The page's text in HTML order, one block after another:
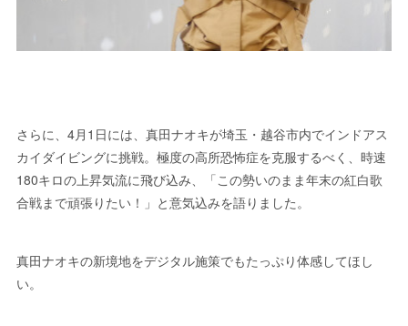
さらに、4月1日には、真田ナオキが埼玉・越谷市内でインドアス
カイダイビングに挑戦。極度の高所恐怖症を克服するべく、時速
180キロの上昇気流に飛び込み、「この勢いのまま年末の紅白歌
合戦まで頑張りたい！」と意気込みを語りました。
真田ナオキの新境地をデジタル施策でもたっぷり体感してほし
い。